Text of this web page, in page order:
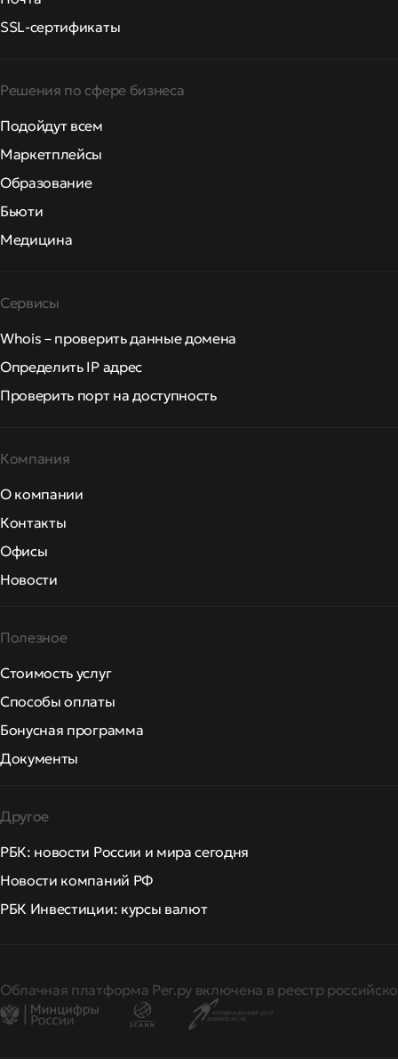
SSL-сертификаты
Решения по сфере бизнеса
Подойдут всем
Маркетплейсы
Образование
Бьюти
Медицина
Сервисы
Whois – проверить данные домена
Определить IP адрес
Проверить порт на доступность
Компания
О компании
Контакты
Офисы
Новости
Полезное
Стоимость услуг
Способы оплаты
Бонусная программа
Документы
Другое
РБК: новости России и мира сегодня
Новости компаний РФ
РБК Инвестиции: курсы валют
Облачная платформа Рег.ру включена в реестр